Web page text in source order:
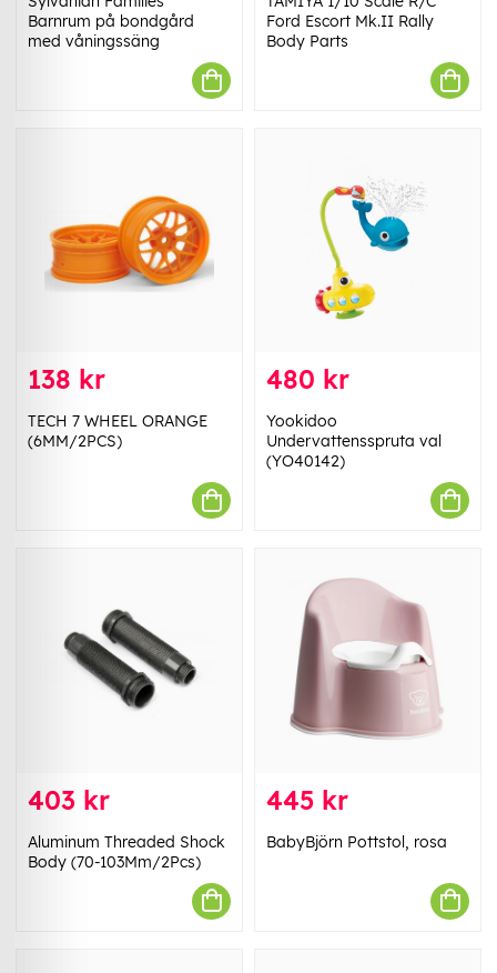
Barnrum på bondgård
med våningssäng
Ford Escort Mk.II Rally
Body Parts
138 kr
TECH 7 WHEEL ORANGE
(6MM/2PCS)
480 kr
Yookidoo
Undervattensspruta val
(YO40142)
403 kr
Aluminum Threaded Shock
Body (70-103Mm/2Pcs)
445 kr
BabyBjörn Pottstol, rosa